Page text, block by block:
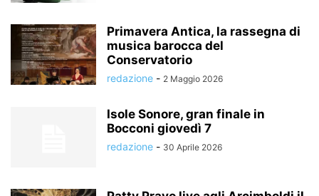
Primavera Antica, la rassegna di
musica barocca del
Conservatorio
redazione - 2 Maggio 2026
Isole Sonore, gran finale in
Bocconi giovedì 7
redazione - 30 Aprile 2026